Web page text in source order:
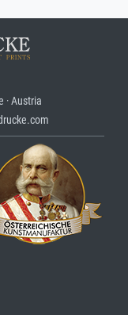
· Austria